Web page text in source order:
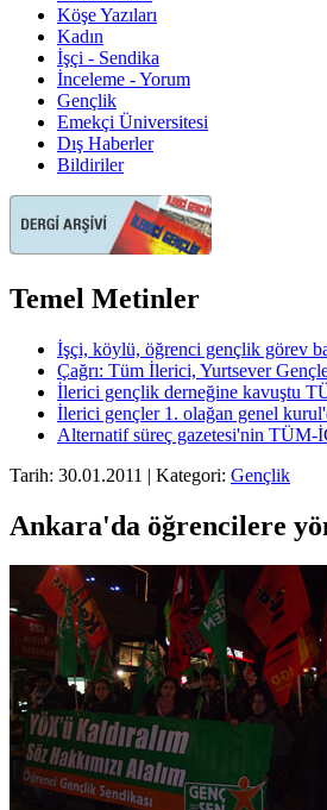
Köşe Yazıları
Kadın
İşçi - Sendika
İnceleme - Yorum
Gençlik
Emekçi Üniversitesi
Dış Haberler
Bildiriler
Temel Metinler
İşçi, köylü, öğrenci gençlik görev
Çağrı: Tüm İlerici, Yurtsever
İlerici gençlik derneğine kavuştu
İlerici gençler 1. olağan genel
Alternatif süreç gazetesi'nin TÜM-
Tarih: 30.01.2011 | Kategori: Gençlik
Ankara'da öğrencilere